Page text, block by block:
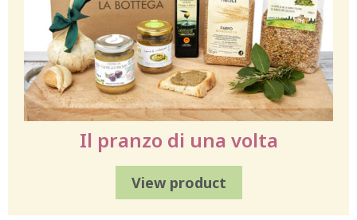
Il pranzo di una volta
View product